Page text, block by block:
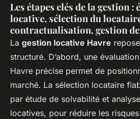
Les étapes clés de la gestion :
locative, sélection du
contractualisation, gestion
La gestion locative Havre
structuré. D’abord, une
Havre précise permet de
marché. La sélection locataire
par étude de solvabilité et
locatives, pour réduire les